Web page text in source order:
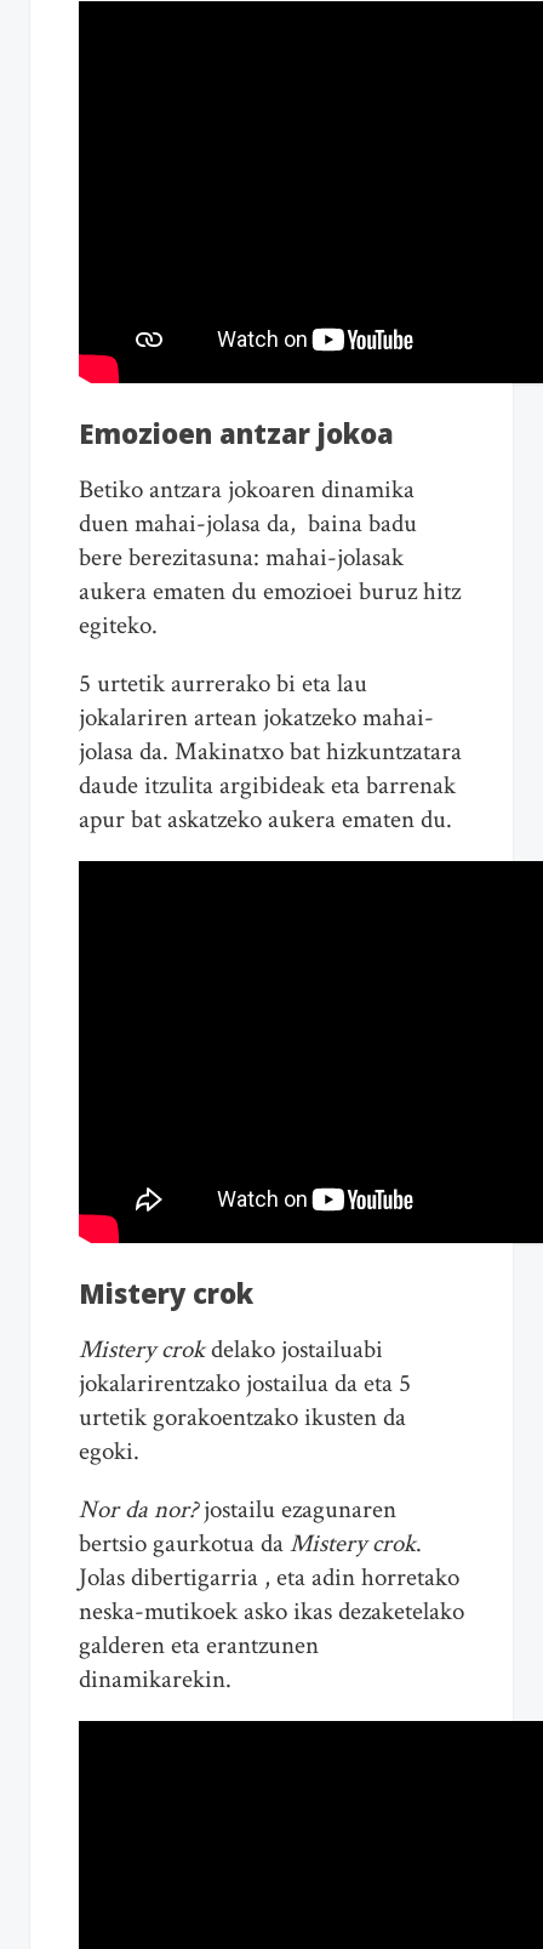
Emozioen antzar jokoa
Betiko antzara jokoaren dinamika
duen mahai-jolasa da, baina badu
bere berezitasuna: mahai-jolasak
aukera ematen du emozioei buruz hitz
egiteko.
5 urtetik aurrerako bi eta lau
jokalariren artean jokatzeko mahai-
jolasa da. Makinatxo bat hizkuntzatara
daude itzulita argibideak eta barrenak
apur bat askatzeko aukera ematen du.
Mistery crok
Mistery crokdelako jostailuabi
jokalarirentzako jostailua da eta 5
urtetik gorakoentzako ikusten da
egoki.
Nor da nor?jostailu ezagunaren
bertsio gaurkotua daMistery crok.
Jolas dibertigarria , eta adin horretako
neska-mutikoek asko ikas dezaketelako
galderen eta erantzunen
dinamikarekin.